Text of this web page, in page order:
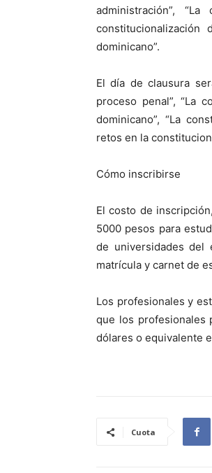
administración”,
dominicano”.
El día de clausura
proceso penal”, “La
dominicano”, “La
retos en la
Cómo inscribirse
El costo de
5000 pesos para
de universidades del
matrícula y carnet de
Los profesionales y
que los profesionales
dólares o equivalente
Cuota